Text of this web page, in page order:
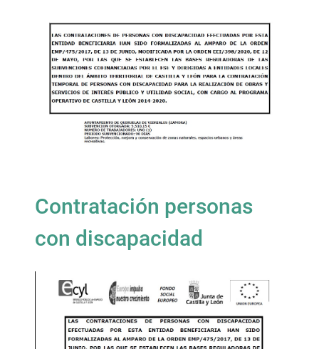
Contratación personas
con discapacidad